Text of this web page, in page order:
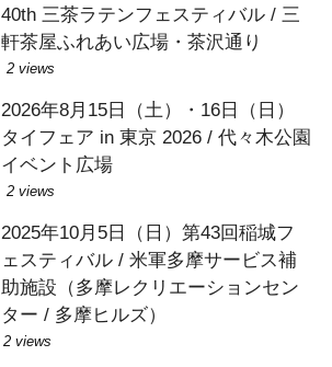
40th 三茶ラテンフェスティバル / 三
軒茶屋ふれあい広場・茶沢通り
2 views
2026年8月15日（土）・16日（日）
タイフェア in 東京 2026 / 代々木公園
イベント広場
2 views
2025年10月5日（日）第43回稲城フ
ェスティバル / 米軍多摩サービス補
助施設（多摩レクリエーションセン
ター / 多摩ヒルズ）
2 views